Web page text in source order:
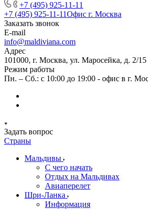
+7 (495) 925-11-11
+7 (495) 925-11-11Офис г. Москва
Заказать звонок
E-mail
info@maldiviana.com
Адрес
101000, г. Москва, ул. Маросейка, д. 2/
Режим работы
Пн. – Сб.: с 10:00 до 19:00 - офис в г.
Задать вопрос
Страны
Мальдивы
С чего начать
Отдых на Мальдивах
Авиаперелет
Шри-Ланка
Информация